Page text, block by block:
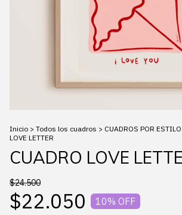
Inicio > Todos los cuadros > CUADROS POR ESTILO
LOVE LETTER
CUADRO LOVE
$24.500
$22.050 10% OFF